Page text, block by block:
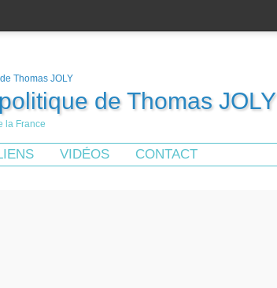
de Thomas JOLY
la France
VIDÉOS CONTACT